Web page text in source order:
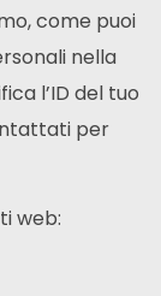
come puoi
nella
l’ID del tuo
per
web: